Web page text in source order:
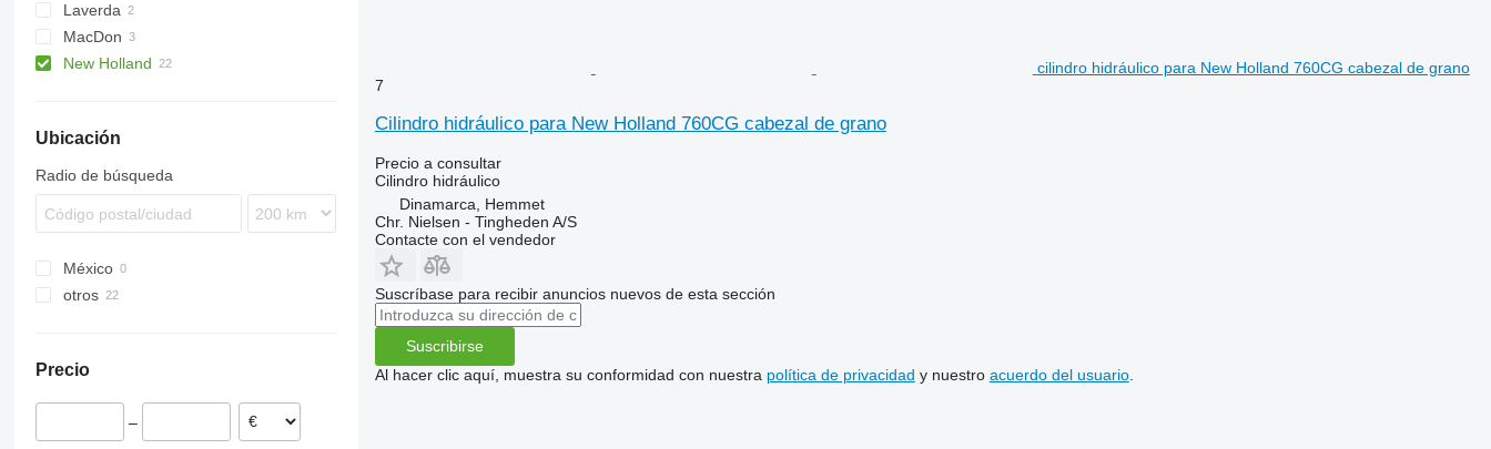
620R
622R
Laverda
MacDon
New Holland
Ubicación
Radio de búsqueda
México
otros
Precio
–
cilindro hidráulico para New Holland 760CG cabezal de grano
7
Cilindro hidráulico para New Holland 760CG cabezal de grano
Precio a consultar
Cilindro hidráulico
Dinamarca, Hemmet
Chr. Nielsen - Tingheden A/S
Contacte con el vendedor
Suscríbase para recibir anuncios nuevos de esta sección
Suscribirse
Al hacer clic aquí, muestra su conformidad con nuestra política de privacidad y nuestro acuerdo del usuario.